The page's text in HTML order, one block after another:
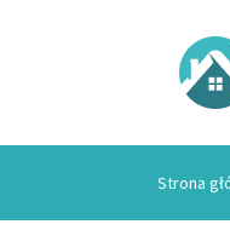
Strona